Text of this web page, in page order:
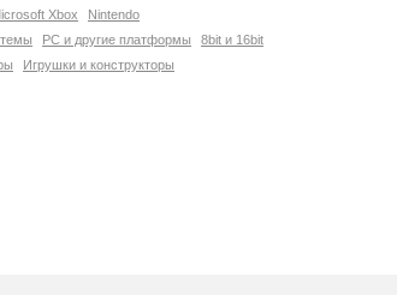
Xbox
Nintendo
PC и другие платформы
8bit и 16bit
Игрушки и конструкторы